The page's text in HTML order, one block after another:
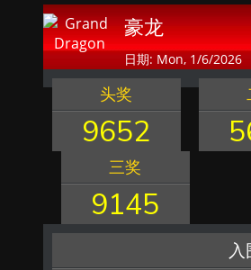
豪龙
日期: Mon, 1/6/2026
头奖
9652
三奖
9145